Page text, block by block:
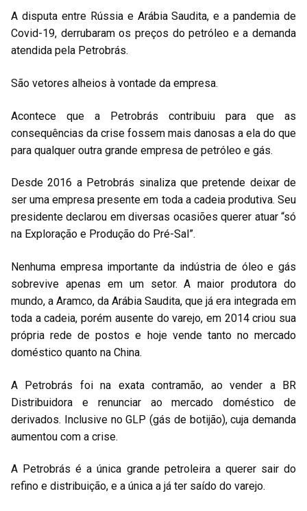
A disputa entre Rússia e Arábia Saudita, e a pandemia de
Covid-19, derrubaram os preços do petróleo e a demanda
atendida pela Petrobrás.
São vetores alheios à vontade da empresa.
Acontece que a Petrobrás contribuiu para que as
consequências da crise fossem mais danosas a ela do que
para qualquer outra grande empresa de petróleo e gás.
Desde 2016 a Petrobrás sinaliza que pretende deixar de
ser uma empresa presente em toda a cadeia produtiva. Seu
presidente declarou em diversas ocasiões querer atuar “só
na Exploração e Produção do Pré-Sal”.
Nenhuma empresa importante da indústria de óleo e gás
sobrevive apenas em um setor. A maior produtora do
mundo, a Aramco, da Arábia Saudita, que já era integrada em
toda a cadeia, porém ausente do varejo, em 2014 criou sua
própria rede de postos e hoje vende tanto no mercado
doméstico quanto na China.
A Petrobrás foi na exata contramão, ao vender a BR
Distribuidora e renunciar ao mercado doméstico de
derivados. Inclusive no GLP (gás de botijão), cuja demanda
aumentou com a crise.
A Petrobrás é a única grande petroleira a querer sair do
refino e distribuição, e a única a já ter saído do varejo.